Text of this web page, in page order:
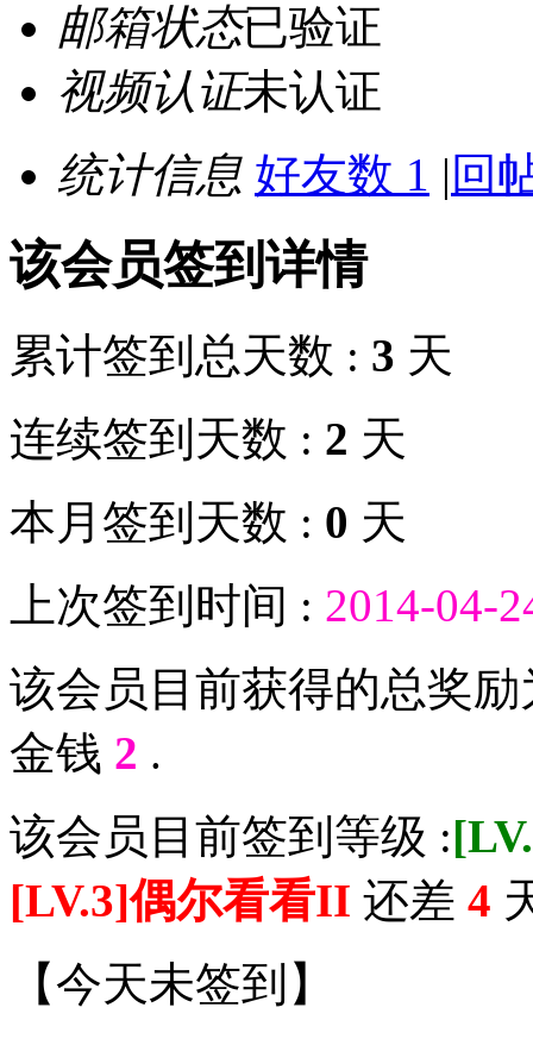
邮箱状态已验证
视频认证未认证
统计信息 好友数 1 | 回
该会员签到详情
累计签到总天数 : 3 天
连续签到天数 : 2 天
本月签到天数 : 0 天
上次签到时间 : 2014-04-
该会员目前获得的总奖
金钱 2 .
该会员目前签到等级 :
[LV.3]偶尔看看II 还差 4
【今天未签到 】